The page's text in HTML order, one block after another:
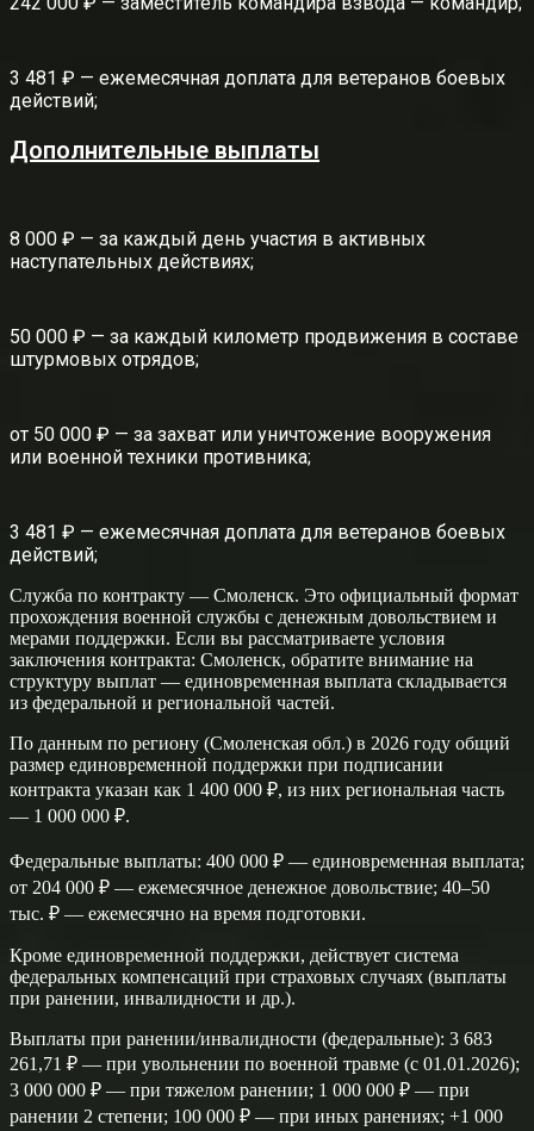
3 481 ₽ — ежемесячная доплата для ветеранов боевых
действий;
Дополнительные выплаты
8 000 ₽ — за каждый день участия в активных
наступательных действиях;
50 000 ₽ — за каждый километр продвижения в составе
штурмовых отрядов;
от 50 000 ₽ — за захват или уничтожение вооружения
или военной техники противника;
3 481 ₽ — ежемесячная доплата для ветеранов боевых
действий;
Служба по контракту — Смоленск. Это официальный формат
прохождения военной службы с денежным довольствием и
мерами поддержки. Если вы рассматриваете условия
заключения контракта: Смоленск, обратите внимание на
структуру выплат — единовременная выплата складывается
из федеральной и региональной частей.
По данным по региону (Смоленская обл.) в 2026 году общий
размер единовременной поддержки при подписании
контракта указан как 1 400 000 ₽, из них региональная часть
— 1 000 000 ₽.
Федеральные выплаты: 400 000 ₽ — единовременная выплата;
от 204 000 ₽ — ежемесячное денежное довольствие; 40–50
тыс. ₽ — ежемесячно на время подготовки.
Кроме единовременной поддержки, действует система
федеральных компенсаций при страховых случаях (выплаты
при ранении, инвалидности и др.).
Выплаты при ранении/инвалидности (федеральные): 3 683
261,71 ₽ — при увольнении по военной травме (с 01.01.2026);
3 000 000 ₽ — при тяжелом ранении; 1 000 000 ₽ — при
ранении 2 степени; 100 000 ₽ — при иных ранениях; +1 000